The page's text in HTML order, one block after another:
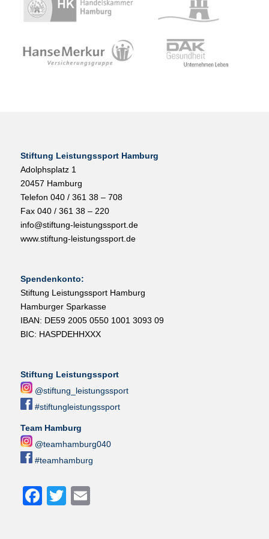
Stiftung Leistungssport Hamburg
Adolphsplatz 1
20457 Hamburg
Telefon 040 / 361 38 – 708
Fax 040 / 361 38 – 220
info@stiftung-leistungssport.de
www.stiftung-leistungssport.de
Spendenkonto:
Stiftung Leistungssport Hamburg
Hamburger Sparkasse
IBAN: DE59 2005 0550 1001 3093 09
BIC: HASPDEHHXXX
Stiftung Leistungssport
@stiftung_leistungssport
#stiftungleistungssport
Team Hamburg
@teamhamburg040
#teamhamburg
Facebook
Twitter